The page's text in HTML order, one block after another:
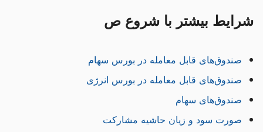
شرایط بیشتر با شروع ص
صندوق‌های قابل معامله در بورس سهام
صندوق‌های قابل معامله در بورس انرژی
صندوق‌های سهام
صورت سود و زیان حاشیه مشارکت